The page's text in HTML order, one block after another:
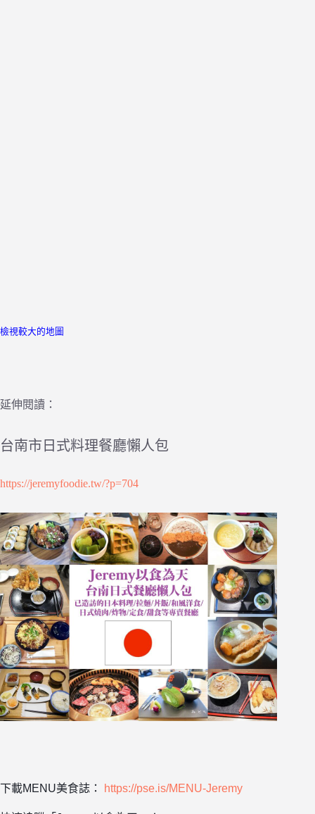
檢視較大的地圖
延伸閱讀：
台南市日式料理餐廳懶人包
https://jeremyfoodie.tw/?p=704
下載MENU美食誌： https://pse.is/MENU-Jeremy